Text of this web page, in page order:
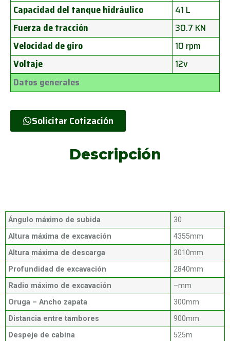
Datos generales
Capacidad del tanque hidráulico
41 L
Fuerza de tracción
30.7 KN
Velocidad de giro
10 rpm
Voltaje
12v
Solicitar Cotización
Descripción
Ángulo máximo de subida
30
Altura máxima de excavación
4355mm
Altura máxima de descarga
3010mm
Profundidad de excavación
2840mm
Radio máximo de excavación
–mm
Oruga – Ancho zapata
300mm
Distancia entre tambores
900mm
Despeje de cabina
525m